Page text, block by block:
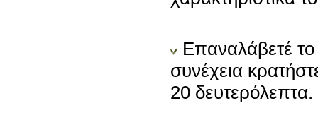
Επαναλάβετέ το
συνέχεια
20 δευτερόλεπτα.